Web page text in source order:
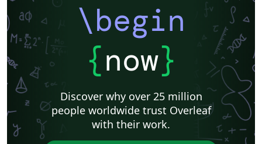
\begin
{now}
Discover why over 25 million
people worldwide trust Overleaf
with their work.